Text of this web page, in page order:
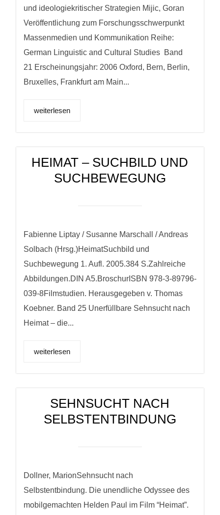
und ideologiekritischer Strategien Mijic, Goran
Veröffentlichung zum Forschungsschwerpunkt
Massenmedien und Kommunikation Reihe:
German Linguistic and Cultural Studies Band
21 Erscheinungsjahr: 2006 Oxford, Bern, Berlin,
Bruxelles, Frankfurt am Main...
weiterlesen
HEIMAT – SUCHBILD UND
SUCHBEWEGUNG
Fabienne Liptay / Susanne Marschall / Andreas
Solbach (Hrsg.)HeimatSuchbild und
Suchbewegung 1. Aufl. 2005.384 S.Zahlreiche
Abbildungen.DIN A5.BroschurISBN 978-3-89796-
039-8Filmstudien. Herausgegeben v. Thomas
Koebner. Band 25 Unerfüllbare Sehnsucht nach
Heimat – die...
weiterlesen
SEHNSUCHT NACH
SELBSTENTBINDUNG
Dollner, MarionSehnsucht nach
Selbstentbindung. Die unendliche Odyssee des
mobilgemachten Helden Paul im Film “Heimat”.